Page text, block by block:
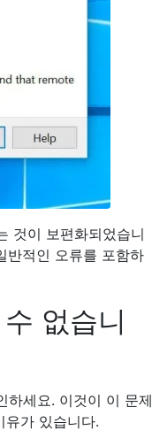
것이 보편화되었습니
반적인 오류를 포함하
없습니
하세요. 이것이 이 문제
가 있습니다.